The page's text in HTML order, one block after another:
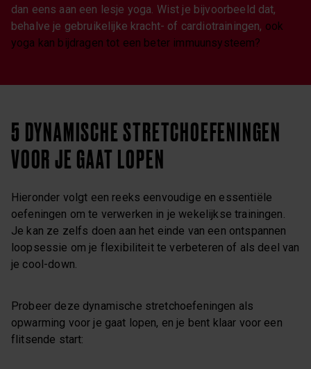
dan eens aan een lesje yoga. Wist je bijvoorbeeld dat,
behalve je gebruikelijke kracht- of cardiotrainingen, ook
yoga kan bijdragen tot een beter immuunsysteem?
5 DYNAMISCHE STRETCHOEFENINGEN
VOOR JE GAAT LOPEN
Hieronder volgt een reeks eenvoudige en essentiële
oefeningen om te verwerken in je wekelijkse trainingen.
Je kan ze zelfs doen aan het einde van een ontspannen
loopsessie om je flexibiliteit te verbeteren of als deel van
je cool-down.
Probeer deze dynamische stretchoefeningen als
opwarming voor je gaat lopen, en je bent klaar voor een
flitsende start: